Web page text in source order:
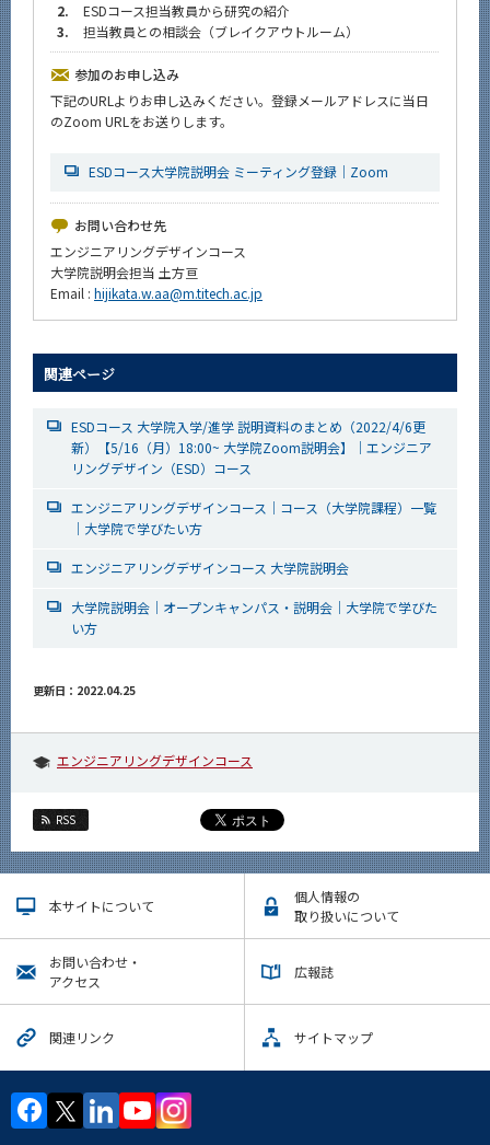
2.
ESDコース担当教員から研究の紹介
3.
担当教員との相談会（ブレイクアウトルーム）
参加のお申し込み
下記のURLよりお申し込みください。登録メールアドレスに当日
のZoom URLをお送りします。
ESDコース大学院説明会 ミーティング登録｜Zoom
お問い合わせ先
エンジニアリングデザインコース
大学院説明会担当 土方亘
Email : hijikata.w.aa@m.titech.ac.jp
関連ページ
ESDコース 大学院入学/進学 説明資料のまとめ（2022/4/6更
新）【5/16（月）18:00~ 大学院Zoom説明会】｜エンジニア
リングデザイン（ESD）コース
エンジニアリングデザインコース｜コース（大学院課程）一覧
｜大学院で学びたい方
エンジニアリングデザインコース 大学院説明会
大学院説明会｜オープンキャンパス・説明会｜大学院で学びた
い方
更新日：2022.04.25
エンジニアリングデザインコース
RSS
本サイトについて
個人情報の
取り扱いについて
お問い合わせ・
アクセス
広報誌
関連リンク サイトマップ
系詳細情報
CLOSE